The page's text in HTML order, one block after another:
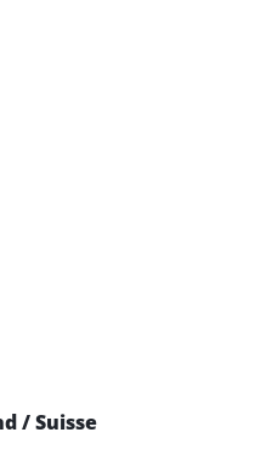
/ Suisse